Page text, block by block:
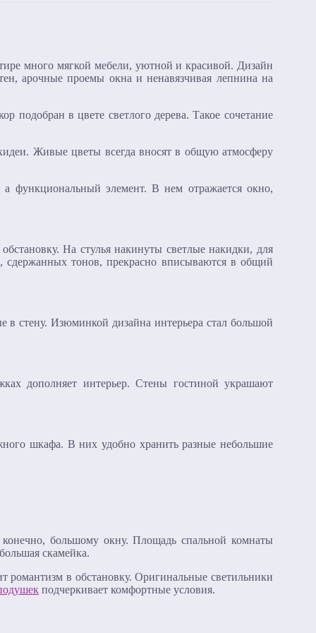
много мягкой мебели, уютной и красивой. Дизайн
арочные проемы окна и ненавязчивая лепнина на
в цвете светлого дерева. Такое сочетание
Живые цветы всегда вносят в общую атмосферу
а функциональный элемент. В нем отражается окно,
На стулья накинуты светлые накидки, для
сдержанных тонов, прекрасно вписываются в общий
стену. Изюминкой дизайна интерьера стал большой
дополняет интерьер. Стены гостиной украшают
шкафа. В них удобно хранить разные небольшие
большому окну. Площадь спальной комнаты
скамейка.
романтизм в обстановку. Оригинальные светильники
подчеркивает комфортные условия.